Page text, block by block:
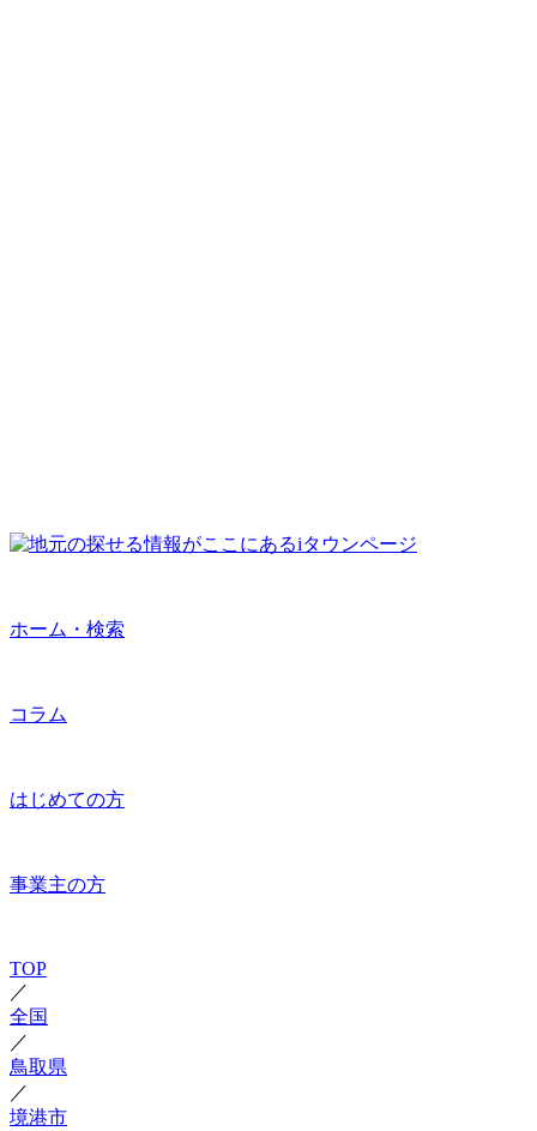
ホーム・検索
コラム
はじめての方
事業主の方
TOP
／
全国
／
鳥取県
／
境港市